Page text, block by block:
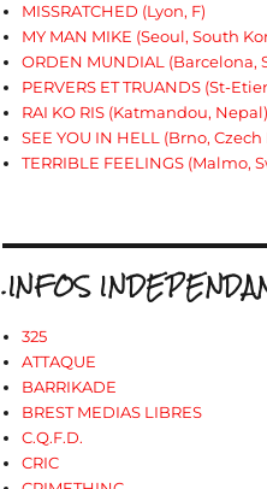
MISSRATCHED (Lyon, F)
MY MAN MIKE (Seoul, South
ORDEN MUNDIAL (Barcelona,
PERVERS ET TRUANDS (St-
RAI KO RIS (Katmandou, Nepal)
SEE YOU IN HELL (Brno,
TERRIBLE FEELINGS (Malmo,
.INFOS
325
ATTAQUE
BARRIKADE
BREST MEDIAS LIBRES
C.Q.F.D.
CRIC